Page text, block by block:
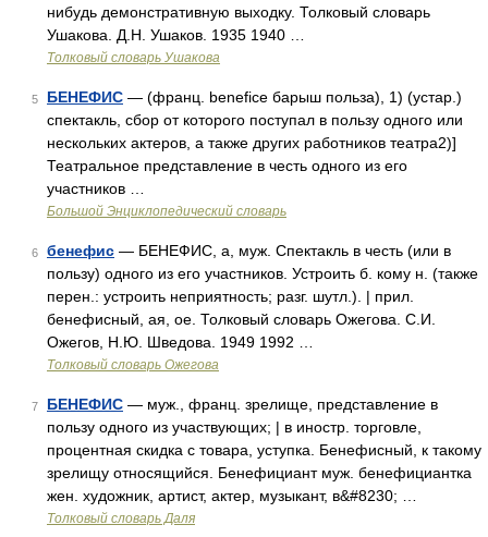
нибудь демонстративную выходку. Толковый словарь
Ушакова. Д.Н. Ушаков. 1935 1940 …
Толковый словарь Ушакова
5 БЕНЕФИС — (франц. benefice барыш польза), 1) (устар.)
спектакль, сбор от которого поступал в пользу одного или
нескольких актеров, а также других работников театра2)]
Театральное представление в честь одного из его
участников …
Большой Энциклопедический словарь
6 бенефис — БЕНЕФИС, а, муж. Спектакль в честь (или в
пользу) одного из его участников. Устроить б. кому н. (также
перен.: устроить неприятность; разг. шутл.). | прил.
бенефисный, ая, ое. Толковый словарь Ожегова. С.И.
Ожегов, Н.Ю. Шведова. 1949 1992 …
Толковый словарь Ожегова
7 БЕНЕФИС — муж., франц. зрелище, представление в
пользу одного из участвующих; | в иностр. торговле,
процентная скидка с товара, уступка. Бенефисный, к такому
зрелищу относящийся. Бенефициант муж. бенефициантка
жен. художник, артист, актер, музыкант, в&#8230; …
Толковый словарь Даля